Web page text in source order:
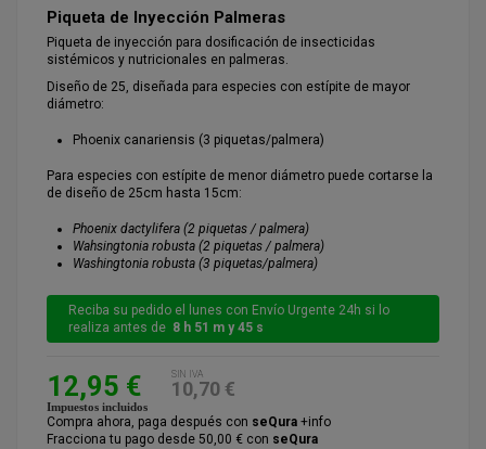
Piqueta de Inyección Palmeras
Piqueta de inyección para dosificación de insecticidas
sistémicos y nutricionales en palmeras.
Diseño de 25, diseñada para especies con estípite de mayor
diámetro:
Phoenix canariensis (3 piquetas/palmera)
Para especies con estípite de menor diámetro puede cortarse la
de diseño de 25cm hasta 15cm:
Phoenix dactylifera (2 piquetas / palmera)
Wahsingtonia robusta (2 piquetas / palmera)
Washingtonia robusta (3 piquetas/palmera)
Reciba su pedido el lunes con Envío Urgente 24h si lo
realiza antes de 8 h 51 m y 45 s
12,95 € SIN IVA
10,70 €
Impuestos incluidos
Compra ahora, paga después con seQura +info
Fracciona tu pago desde 50,00 € con seQura